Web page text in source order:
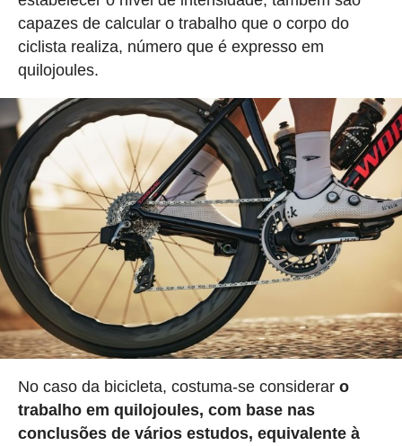
capazes de calcular o trabalho que o corpo do
ciclista realiza, número que é expresso em
quilojoules.
No caso da bicicleta, costuma-se considerar o
trabalho em quilojoules, com base nas
conclusões de vários estudos, equivalente à